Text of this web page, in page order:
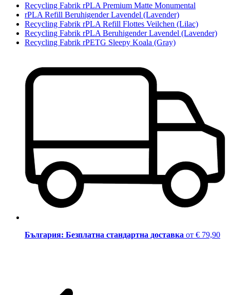
Recycling Fabrik rPLA Premium Matte Monumental
rPLA Refill Beruhigender Lavendel (Lavender)
Recycling Fabrik rPLA Refill Flottes Veilchen (Lilac)
Recycling Fabrik rPLA Beruhigender Lavendel (Lavender)
Recycling Fabrik rPETG Sleepy Koala (Gray)
България: Безплатна стандартна доставка от € 79,90